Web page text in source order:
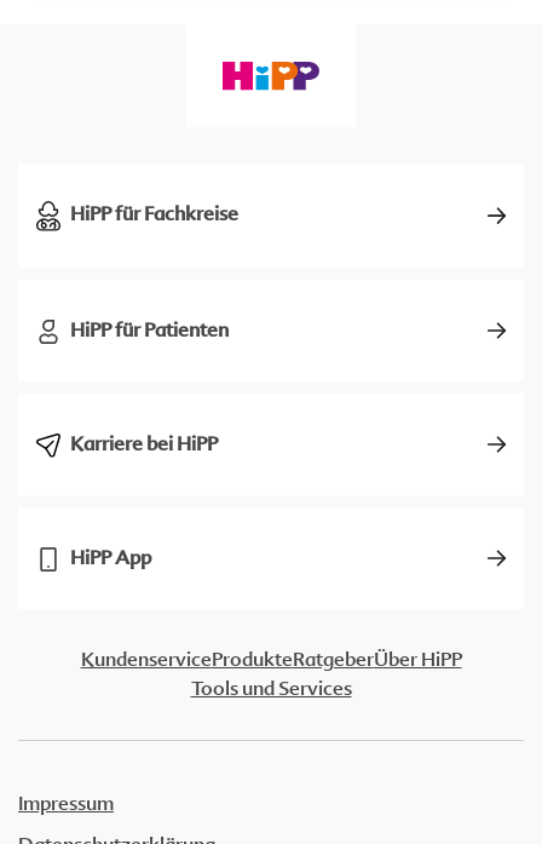
HiPP für Fachkreise
HiPP für Patienten
Karriere bei HiPP
HiPP App
KundenserviceProdukteRatgeberÜber HiPP
Tools und Services
Impressum